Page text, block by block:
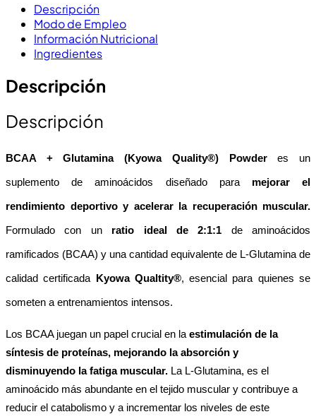
Descripción
Modo de Empleo
Información Nutricional
Ingredientes
Descripción
Descripción
BCAA + Glutamina (Kyowa Quality®) Powder es un
suplemento de aminoácidos diseñado para mejorar el
rendimiento deportivo y acelerar la recuperación muscular.
Formulado con un ratio ideal de 2:1:1 de aminoácidos
ramificados (BCAA) y una cantidad equivalente de L-Glutamina de
calidad certificada Kyowa Qualtity®, esencial para quienes se
someten a entrenamientos intensos.
Los BCAA juegan un papel crucial en la estimulación de la
síntesis de proteínas, mejorando la absorción y
disminuyendo la fatiga muscular. La L-Glutamina, es el
aminoácido más abundante en el tejido muscular y contribuye a
reducir el catabolismo y a incrementar los niveles de este